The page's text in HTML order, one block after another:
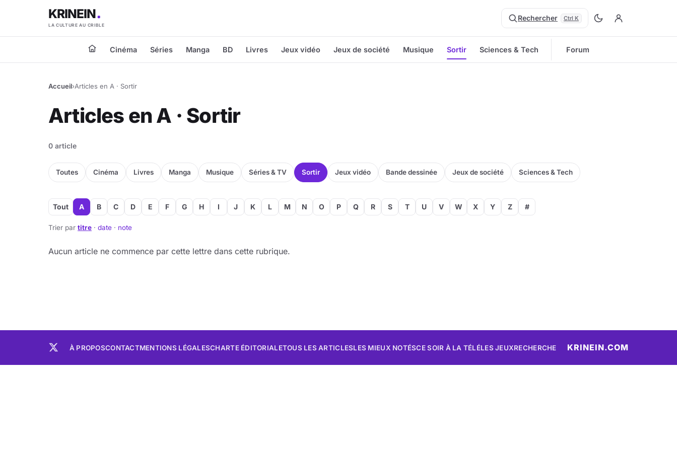
KRINEIN
LA CULTURE AU CRIBLE
Rechercher Ctrl K
Cinéma Séries Manga BD Livres Jeux vidéo Jeux de société Musique Sortir Sciences & Tech Forum
Accueil›Articles en A · Sortir
Articles en A · Sortir
0 article
Toutes Cinéma Livres Manga Musique Séries & TV Sortir Jeux vidéo Bande dessinée Jeux de société Sciences & Tech
Tout A B C D E F G H I J K L M N O P Q R S T U V W X Y Z #
Trier par titre · date · note
Aucun article ne commence par cette lettre dans cette rubrique.
À PROPOSCONTACTMENTIONS LÉGALESCHARTE ÉDITORIALETOUS LES ARTICLESLES MIEUX NOTÉSCE SOIR À LA TÉLÉLES JEUXRECHERCHE KRINEIN.COM